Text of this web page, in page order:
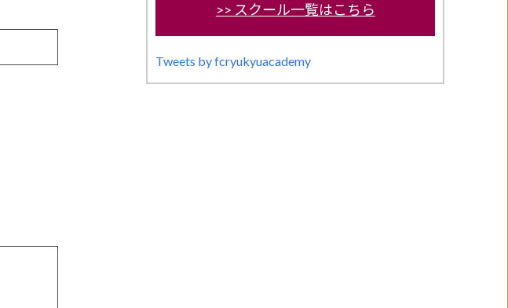
>> スクール一覧はこちら
Tweets by fcryukyuacademy